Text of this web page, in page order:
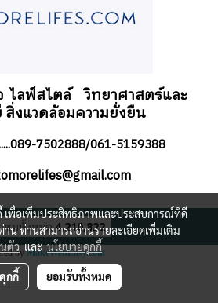
ไลฟ์สไตล์ วิทยาศาสตร์และ
สิ่งแวดล้อมความยั่งยืน
7502888/061-5159388
ชมทั้งหมด 4,210,822
byMakeWebEasy.com
เพื่อเพิ่มประสิทธิภาพและประสบการณ์ที่ดี
าน ท่านสามารถอ่านรายละเอียดเพิ่มเติม
ตัวและนโยบายคุกกี้
กกี้ ยอมรับทั้งหมด